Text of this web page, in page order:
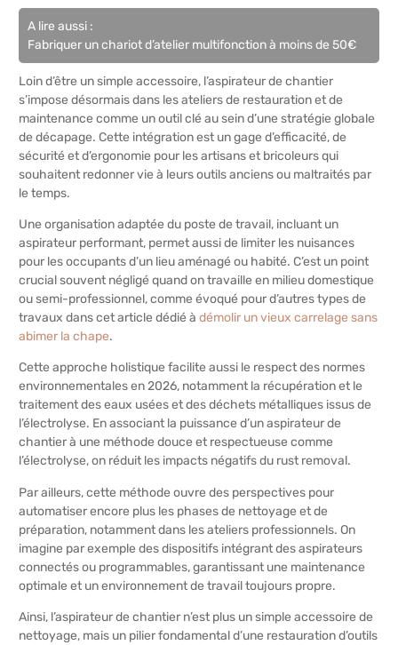
A lire aussi :
Fabriquer un chariot d’atelier multifonction à moins de 50€
Loin d’être un simple accessoire, l’aspirateur de chantier
s’impose désormais dans les ateliers de restauration et de
maintenance comme un outil clé au sein d’une stratégie globale
de décapage. Cette intégration est un gage d’efficacité, de
sécurité et d’ergonomie pour les artisans et bricoleurs qui
souhaitent redonner vie à leurs outils anciens ou maltraités par
le temps.
Une organisation adaptée du poste de travail, incluant un
aspirateur performant, permet aussi de limiter les nuisances
pour les occupants d’un lieu aménagé ou habité. C’est un point
crucial souvent négligé quand on travaille en milieu domestique
ou semi-professionnel, comme évoqué pour d’autres types de
travaux dans cet article dédié à démolir un vieux carrelage sans
abimer la chape.
Cette approche holistique facilite aussi le respect des normes
environnementales en 2026, notamment la récupération et le
traitement des eaux usées et des déchets métalliques issus de
l’électrolyse. En associant la puissance d’un aspirateur de
chantier à une méthode douce et respectueuse comme
l’électrolyse, on réduit les impacts négatifs du rust removal.
Par ailleurs, cette méthode ouvre des perspectives pour
automatiser encore plus les phases de nettoyage et de
préparation, notamment dans les ateliers professionnels. On
imagine par exemple des dispositifs intégrant des aspirateurs
connectés ou programmables, garantissant une maintenance
optimale et un environnement de travail toujours propre.
Ainsi, l’aspirateur de chantier n’est plus un simple accessoire de
nettoyage, mais un pilier fondamental d’une restauration d’outils